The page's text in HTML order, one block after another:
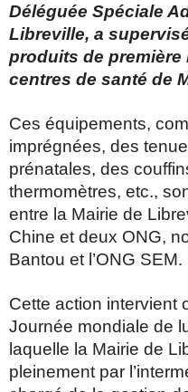
Déléguée Spéciale
Libreville, a
produits de
centres de santé de
Ces équipements,
imprégnées, des
prénatales, des
thermomètres, etc.,
entre la Mairie de
Chine et deux ONG,
Bantou et l’ONG SEM.
Cette action intervient
Journée mondiale de
laquelle la Mairie de
pleinement par